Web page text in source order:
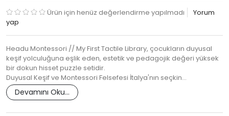
Ürün için henüz değerlendirme yapılmadı
Yorum
yap
Headu Montessori // My First Tactile Library, çocukların duyusal
keşif yolculuğuna eşlik eden, estetik ve pedagojik değeri yüksek
bir dokun hisset puzzle setidir.
Duyusal Keşif ve Montessori Felsefesi İtalya'nın seçkin…
Devamını Oku...